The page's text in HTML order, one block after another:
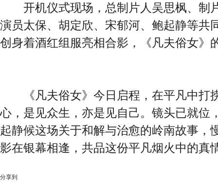
开机仪式现场，总制片人吴思枫、制
演员太保、胡定欣、宋郁河、鲍起静等共
创身着酒红组服亮相合影，《凡夫俗女》
《凡夫俗女》今日启程，在平凡中打
心，是见众生，亦是见自己。镜头已就位
起静候这场关于和解与治愈的岭南故事，
影在银幕相逢，共品这份平凡烟火中的真
分享到